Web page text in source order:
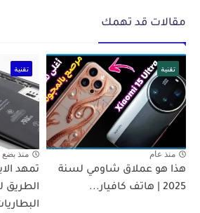
مقالات قد تهمك
تقنية
منذ عام
هذا هو عملاق شاومي لسنة
2025 | هاتف كافيار...
تقنية
منذ بضع
تمهد